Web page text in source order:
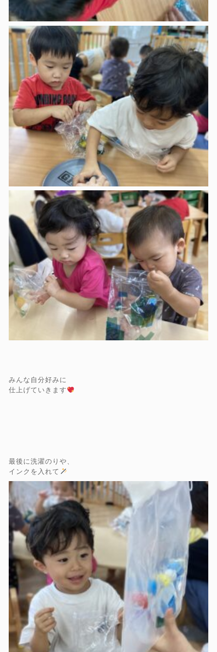
みんな自分好みに
仕上げていきます
最後に洗濯のりや、
インクを入れて